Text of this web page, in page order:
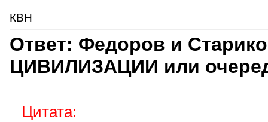
КВН
Ответ: Федоров и
ЦИВИЛИЗАЦИИ или
Цитата: